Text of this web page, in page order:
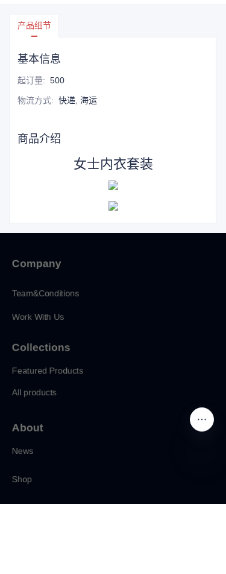
产品细节
基本信息
起订量: 500
物流方式: 快递, 海运
商品介绍
女士内衣套装
Company
Team&Conditions
Work With Us
Collections
Featured Products
All products
About
News
Shop
CN